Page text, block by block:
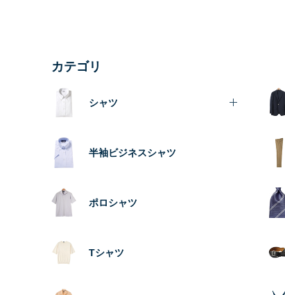
カテゴリ
シャツ
半袖ビジネスシャツ
ポロシャツ
Tシャツ